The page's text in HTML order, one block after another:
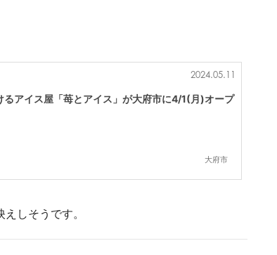
大府市
2024.05.11
るアイス屋「苺とアイス」が大府市に4/1(月)オープ
しそうです。